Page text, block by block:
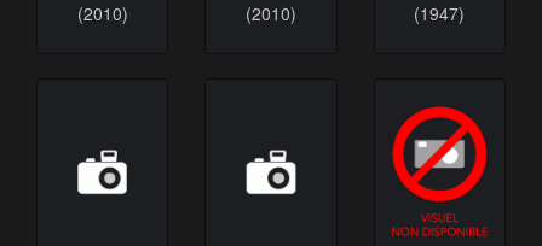
(2010)
(2010)
(1947)